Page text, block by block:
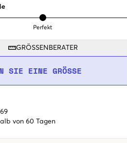
Perfekt
GRÖSSENBERATER
SIE EINE GRÖSSE
von 60 Tagen